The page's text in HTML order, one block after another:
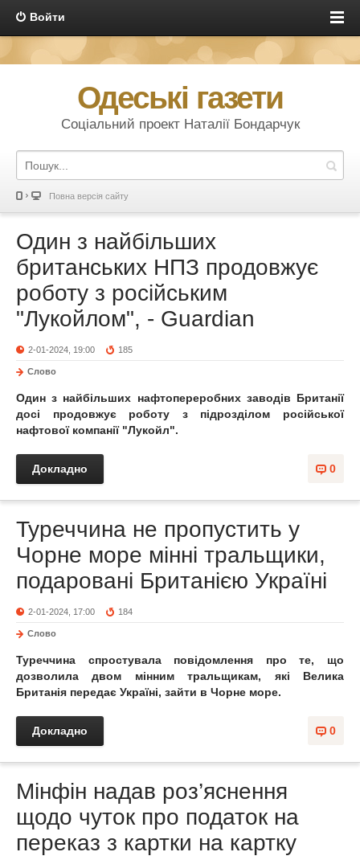
Войти
Одеські газети
Соціальний проект Наталії Бондарчук
Повна версія сайту
Один з найбільших
британських НПЗ продовжує
роботу з російським
"Лукойлом", - Guardian
2-01-2024, 19:00 185
Слово
Один з найбільших нафтопереробних заводів Британії
досі продовжує роботу з підрозділом російської
нафтової компанії "Лукойл".
0
Докладно
Туреччина не пропустить у
Чорне море мінні тральщики,
подаровані Британією Україні
2-01-2024, 17:00 184
Слово
Туреччина спростувала повідомлення про те, що
дозволила двом мінним тральщикам, які Велика
Британія передає Україні, зайти в Чорне море.
0
Докладно
Мінфін надав роз’яснення
щодо чуток про податок на
переказ з картки на картку